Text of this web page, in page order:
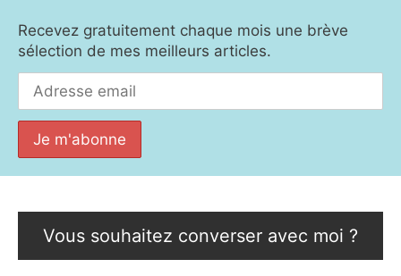
Recevez gratuitement chaque mois une brève
sélection de mes meilleurs articles.
Vous souhaitez converser avec moi ?